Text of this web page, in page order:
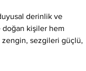
derinlik ve
doğan kişiler hem
sezgileri güçlü,